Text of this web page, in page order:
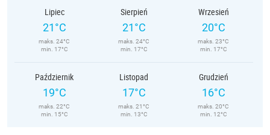
Lipiec
21°C
maks. 24°C
min. 17°C
Sierpień
21°C
maks. 24°C
min. 17°C
Wrzesień
20°C
maks. 23°C
min. 17°C
Październik
19°C
maks. 22°C
min. 15°C
Listopad
17°C
maks. 21°C
min. 13°C
Grudzień
16°C
maks. 20°C
min. 12°C